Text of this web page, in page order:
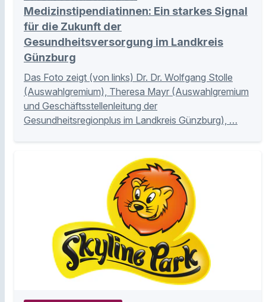
Medizinstipendiatinnen: Ein starkes Signal
für die Zukunft der
Gesundheitsversorgung im Landkreis
Günzburg
Das Foto zeigt (von links) Dr. Dr. Wolfgang Stolle
(Auswahlgremium), Theresa Mayr (Auswahlgremium
und Geschäftsstellenleitung der
Gesundheitsregionplus im Landkreis Günzburg), …